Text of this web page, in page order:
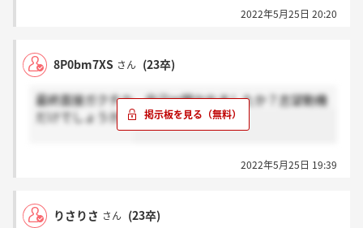
2022年5月25日 20:20
8P0bm7XS さん (23卒)
最終面接ガクチカ、自己pr聞かれましたか？志望動機
だけでしょうか？
2022年5月25日 19:39
りさりさ さん (23卒)